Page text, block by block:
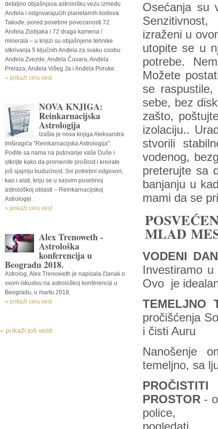
detaljno objašnjava astrološku vezu između
Anđela i odgovarajućih planetarnih kodova.
Takođe, pored posebne povezanosti 72
Anđela Zodijaka i 72 draga kamena /
minerala – u knjizi su objašnjene tehnike
otkrivanja 5 ključnih Anđela za svaku osobu:
Anđela Zvezde, Anđela Čuvara, Anđela
Prelaza, Anđela Višeg Ja i Anđela Poruke.
» prikaži celu vest
NOVA KNJIGA:
Reinkarnacijska
Astrologija
Izašla je nova knjiga Aleksandra
Imširagića ''Reinkarnacijska Astrologija''.
Pođite sa nama na putovanje vaše Duše i
otkrijte kako da promenite prošlost i kreirate
još sjajniju budućnost. Svi potrebni odgovori,
kao i alati, kriju se u sasvim posebnoj
astrološkoj oblasti – Reinkarnacijskoj
Astrologiji.
» prikaži celu vest
Alex Trenoweth -
Astrološka
konferencija u
Beogradu 2018.
Astrolog, Alex Trenoweth je napisala članak o
svom iskustvu na astrološkoj konferenciji u
Beogradu, u martu 2018.
» prikaži celu vest
» prikaži još vesti
Osećanja su
izraženi u
utopite se u
potrebe.
Možete
se
sebe, bez
zašto,
izolaciju..
stvorili
vodenog,
preterujte sa
banjanju u
mami da se
MLAD
VODENI DAN
Investiramo
Ovo je
TEMELJNO
pročišćenja
i čisti Auru
Nanošenje
temeljno, sa
PROČISTITI
PROSTOR -
police,